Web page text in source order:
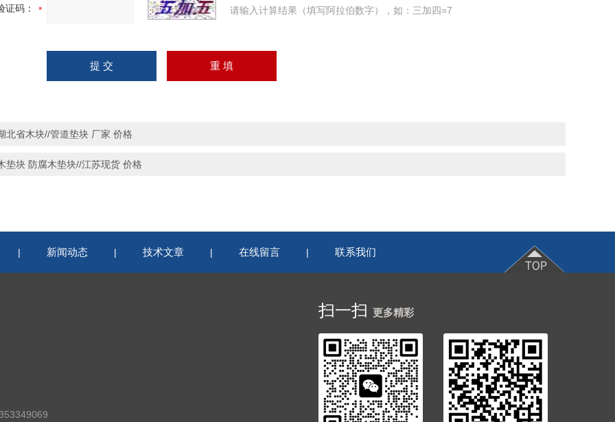
证码： 请输入计算结果（填写阿拉伯数字），如：三加四=7
北省木块//管道垫块 厂家 价格
垫块 防腐木垫块//江苏现货 价格
| 新闻动态 | 技术文章 | 在线留言 | 联系我们
扫一扫 更多精彩